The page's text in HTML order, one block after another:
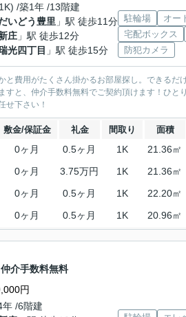
/築1年 /13階建
いどう豊里 」駅 徒歩11分
庄 」駅 徒歩12分
光四丁目 」駅 徒歩15分
駐輪場 オー
宅配ボックス
防犯カメラ
費用がたくさん掛かるお部屋探し。できるだ
と、仲介手数料無料でご契約頂けます！ひと
せ下さい！
敷金/保証金 礼金 間取り 面積
0ヶ月 0.5ヶ月 1K 21.36㎡
0ヶ月 3.75万円 1K 21.36㎡
0ヶ月 0.5ヶ月 1K 22.20㎡
0ヶ月 0.5ヶ月 1K 20.96㎡
介手数料無料
円
/6階建